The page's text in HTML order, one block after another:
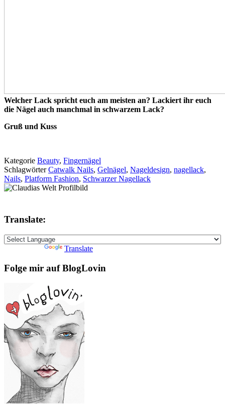
Welcher Lack spricht euch am meisten an? Lackiert ihr euch
die Nägel auch manchmal in schwarzem Lack?
Gruß und Kuss
Kategorie Beauty, Fingernägel
SchlagwörterCatwalk Nails, Gelnägel, Nageldesign, nagellack,
Nails, Platform Fashion, Schwarzer Nagellack
Translate:
Translate
Folge mir auf BlogLovin